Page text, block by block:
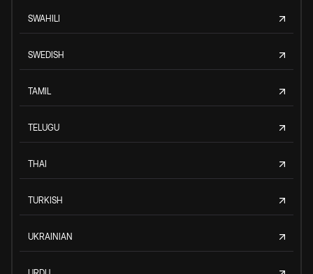
SWAHILI
SWEDISH
TAMIL
TELUGU
THAI
TURKISH
UKRAINIAN